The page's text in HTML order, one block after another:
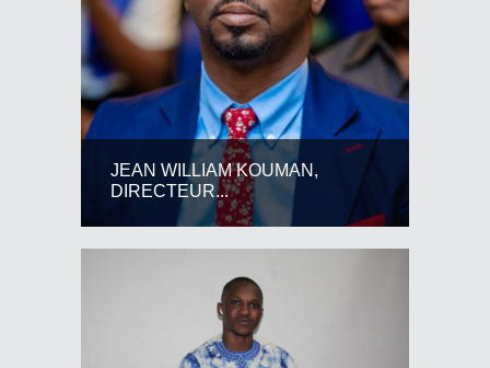
JEAN WILLIAM KOUMAN,
DIRECTEUR...